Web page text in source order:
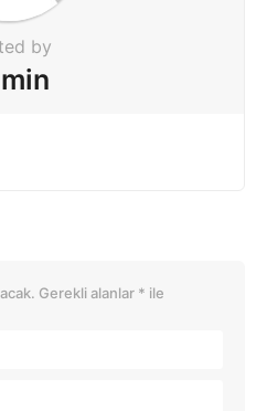
by
Gerekli alanlar * ile